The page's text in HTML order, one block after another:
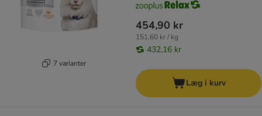
7 varianter
454,90 kr
151,60 kr / kg
432,16 kr
Læg i kurv